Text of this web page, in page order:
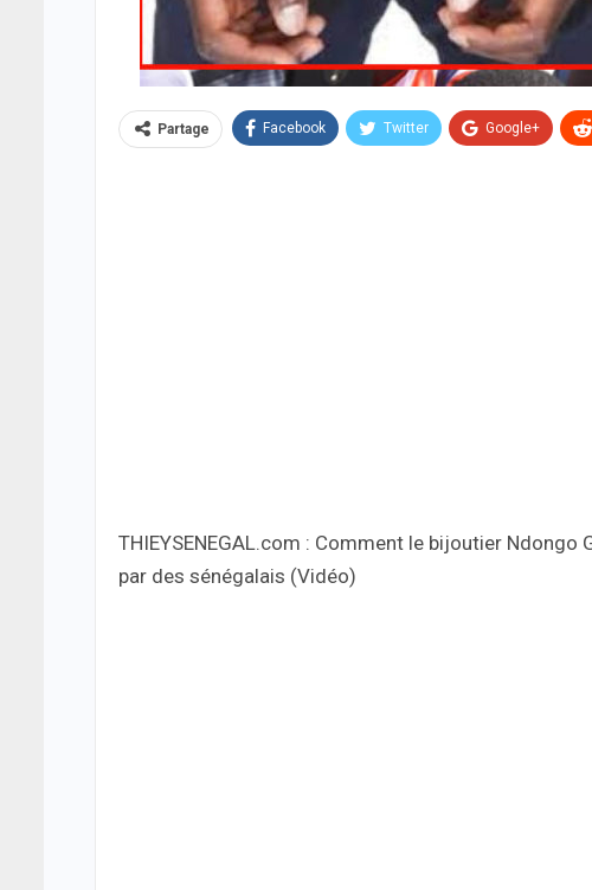
Partage Facebook Twitter Google+
THIEYSENEGAL.com : Comment le bijoutier
par des sénégalais (Vidéo)